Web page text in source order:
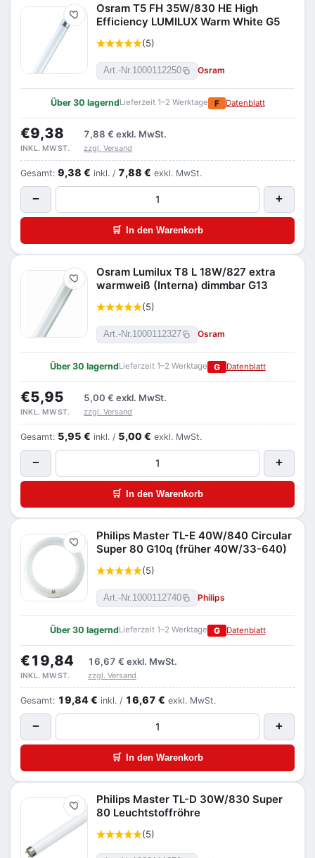
Merken
Osram T5 FH 35W/830 HE High
Efficiency LUMILUX Warm White G5
(5)
Art.-Nr. 1000112250 Osram
Über 30 lagerndLieferzeit 1–2 Werktage F Datenblatt
€9,38 7,88 € exkl. MwSt.
INKL. MWST. zzgl. Versand
Gesamt: 9,38 € inkl. / 7,88 € exkl. MwSt.
− +
🛒 In den Warenkorb
Merken
Osram Lumilux T8 L 18W/827 extra
warmweiß (Interna) dimmbar G13
(5)
Art.-Nr. 1000112327 Osram
Über 30 lagerndLieferzeit 1–2 Werktage G Datenblatt
€5,95 5,00 € exkl. MwSt.
INKL. MWST. zzgl. Versand
Gesamt: 5,95 € inkl. / 5,00 € exkl. MwSt.
− +
🛒 In den Warenkorb
Merken
Philips Master TL-E 40W/840 Circular
Super 80 G10q (früher 40W/33-640)
(5)
Art.-Nr. 1000112740 Philips
Über 30 lagerndLieferzeit 1–2 Werktage G Datenblatt
€19,84 16,67 € exkl. MwSt.
INKL. MWST. zzgl. Versand
Gesamt: 19,84 € inkl. / 16,67 € exkl. MwSt.
− +
🛒 In den Warenkorb
Merken
Philips Master TL-D 30W/830 Super
80 Leuchtstoffröhre
(5)